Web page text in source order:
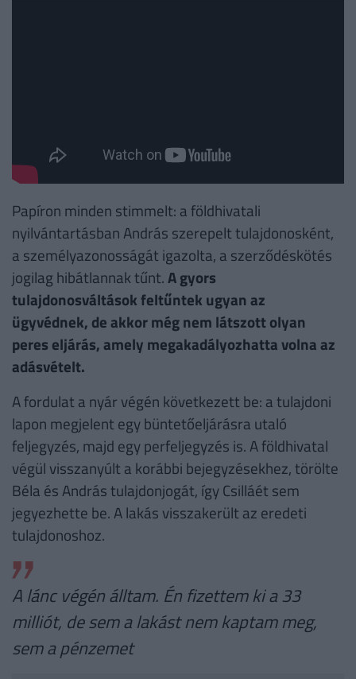
Papíron minden stimmelt: a földhivatali
nyilvántartásban András szerepelt tulajdonosként,
a személyazonosságát igazolta, a szerződéskötés
jogilag hibátlannak tűnt.A gyors
tulajdonosváltások feltűntek ugyan az
ügyvédnek, de akkor még nem látszott olyan
peres eljárás, amely megakadályozhatta volna az
adásvételt.
A fordulat a nyár végén következett be: a tulajdoni
lapon megjelent egy büntetőeljárásra utaló
feljegyzés, majd egy perfeljegyzés is. A földhivatal
végül visszanyúlt a korábbi bejegyzésekhez, törölte
Béla és András tulajdonjogát, így Csilláét sem
jegyezhette be. A lakás visszakerült az eredeti
tulajdonoshoz.
A lánc végén álltam. Én fizettem ki a 33
milliót, de sem a lakást nem kaptam meg,
sem a pénzemet